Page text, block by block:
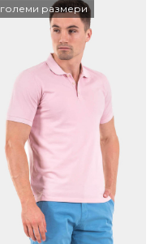
големи размери